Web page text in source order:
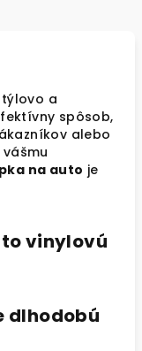
a
spôsob,
alebo
na auto je
vinylovú
dlhodobú